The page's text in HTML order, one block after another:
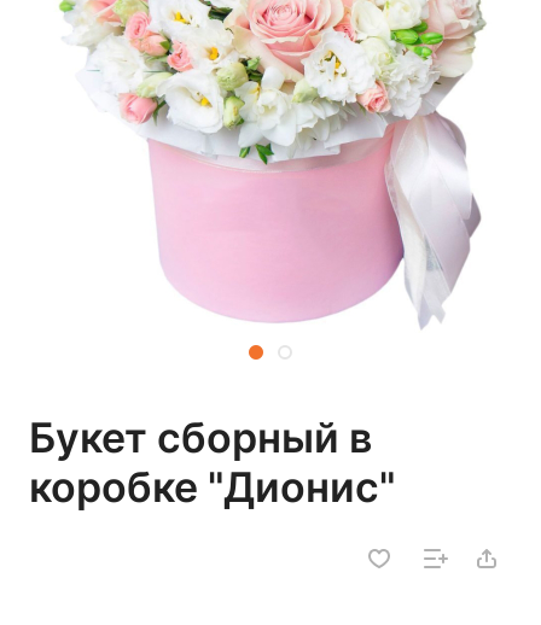
Букет сборный в
коробке "Дионис"